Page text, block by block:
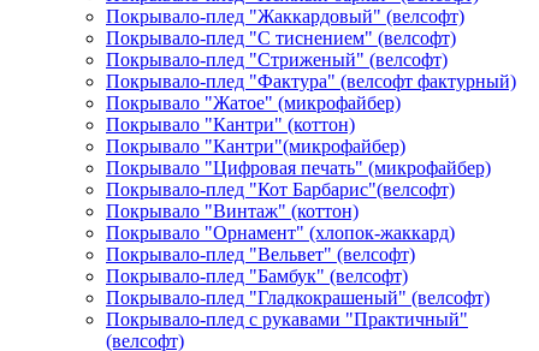
Покрывало-плед "Жаккардовый" (велсофт)
Покрывало-плед "С тиснением" (велсофт)
Покрывало-плед "Стриженый" (велсофт)
Покрывало-плед "Фактура" (велсофт фактурный)
Покрывало "Жатое" (микрофайбер)
Покрывало "Кантри" (коттон)
Покрывало "Кантри"(микрофайбер)
Покрывало "Цифровая печать" (микрофайбер)
Покрывало-плед "Кот Барбарис"(велсофт)
Покрывало "Винтаж" (коттон)
Покрывало "Орнамент" (хлопок-жаккард)
Покрывало-плед "Вельвет" (велсофт)
Покрывало-плед "Бамбук" (велсофт)
Покрывало-плед "Гладкокрашеный" (велсофт)
Покрывало-плед с рукавами "Практичный"
(велсофт)